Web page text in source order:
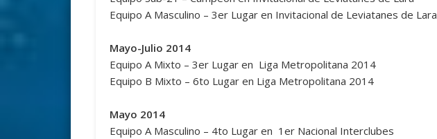
Equipo A Masculino – 3er Lugar en Invitacional de Leviatanes de Lara
Mayo-Julio 2014
Equipo A Mixto – 3er Lugar en Liga Metropolitana 2014
Equipo B Mixto – 6to Lugar en Liga Metropolitana 2014
Mayo 2014
Equipo A Masculino – 4to Lugar en 1er Nacional Interclubes